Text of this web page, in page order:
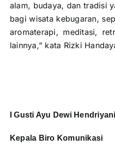
alam, budaya, dan tradisi
bagi wisata kebugaran,
aromaterapi, meditasi,
lainnya,” kata Rizki
I Gusti Ayu Dewi Hendriyani
Kepala Biro Komunikasi